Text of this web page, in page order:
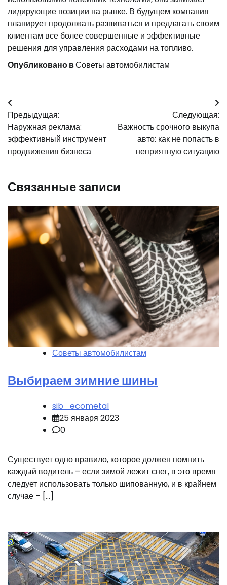
лидирующие позиции на рынке. В будущем компания
планирует продолжать развиваться и предлагать своим
клиентам все более совершенные и эффективные
решения для управления расходами на топливо.
Опубликовано вСоветы автомобилистам
Навигация
по
записям
Предыдущая:
Наружная реклама:
эффективный инструмент
продвижения бизнеса
Следующая:
Важность срочного выкупа
авто: как не попасть в
неприятную ситуацию
Связанные записи
Советы автомобилистам
Выбираем зимние шины
sib_ecometal
25 января 2023
0
Существует одно правило, которое должен помнить
каждый водитель – если зимой лежит снег, в это время
следует использовать только шипованную, и в крайнем
случае – […]